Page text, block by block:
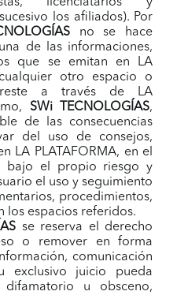
los afiliados). Por
no se hace
de las informaciones,
que se emitan en LA
otro espacio o
a través de LA
SWi TECNOLOGÍAS,
de las consecuencias
del uso de consejos,
LA PLATAFORMA, en el
bajo el propio riesgo y
el uso y seguimiento
procedimientos,
los espacios referidos.
se reserva el derecho
o remover en forma
comunicación
juicio pueda
u obsceno,